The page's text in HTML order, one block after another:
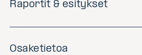
Raportit & esitykset
Osaketietoa